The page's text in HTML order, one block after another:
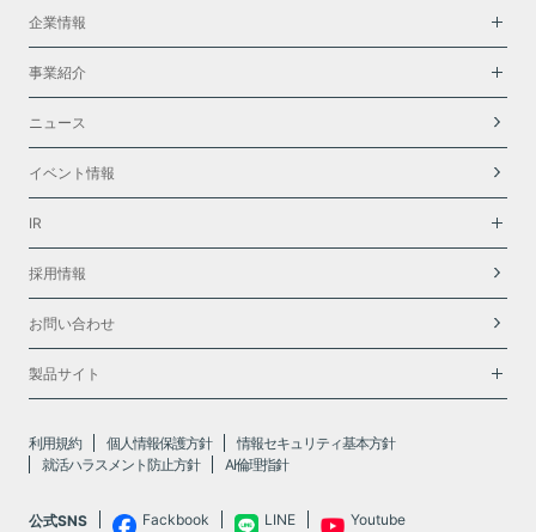
企業情報
事業紹介
ニュース
イベント情報
IR
採用情報
お問い合わせ
製品サイト
利用規約 個人情報保護方針
情報セキュリティ基本方針
就活ハラスメント防止方針
AI倫理指針
公式SNS Fackbook LINE Youtube